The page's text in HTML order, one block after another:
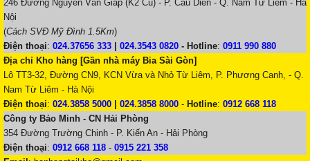
246 Đường Nguyễn Văn Giáp (K2 Cũ) - P. Cầu Diễn - Q. Nam Từ Liêm - Hà
Nội
(Cách SVĐ Mỹ Đình 1.5Km)
Điện thoại: 024.37656 333 024.3543 0820 - Hotline: 0911 990 880
Địa chỉ Kho hàng [Gần nhà máy Bia Sài Gòn]
Lô TT3-32, Đường CN9, KCN Vừa và Nhỏ Từ Liêm, P. Phương Canh, - Q.
Nam Từ Liêm - Hà Nội
Điện thoại: 024.3858 5000 024.3858 8000 - Hotline: 0912 668 118
Công ty Bảo Minh - CN Hải Phòng
354 Đường Trường Chinh - P. Kiến An - Hải Phòng
Điện thoại: 0912 668 118 - 0915 221 358